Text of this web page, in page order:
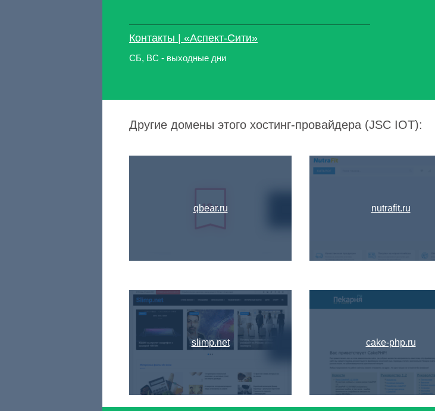
Контакты | «Аспект-Сити»
СБ, ВС - выходные дни
Другие домены этого хостинг-провайдера (JSC IOT):
qbear.ru
slimp.net
nutrafit.ru
cake-php.ru